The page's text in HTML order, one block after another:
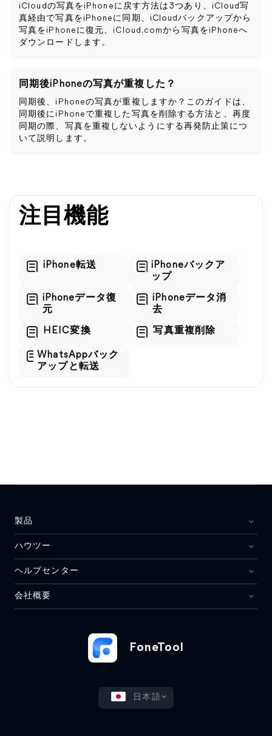
iCloudの写真をiPhoneに戻す方法は3つあり、iCloud写
真経由で写真をiPhoneに同期、iCloudバックアップから
写真をiPhoneに復元、iCloud.comから写真をiPhoneへ
ダウンロードします。
同期後iPhoneの写真が重複した？
同期後、iPhoneの写真が重複しますか？このガイドは、
同期後にiPhoneで重複した写真を削除する方法と、再度
同期の際、写真を重複しないようにする再発防止策につ
いて説明します。
注目機能
iPhone転送
iPhoneバックア
ップ
iPhoneデータ復
元
iPhoneデータ消
去
HEIC変換 写真重複削除
WhatsAppバック
アップと転送
FoneTool
日本語
製品
ハウツー
ヘルプセンター
会社概要